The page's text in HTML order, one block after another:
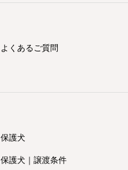
よくあるご質問
保護犬
保護犬｜譲渡条件